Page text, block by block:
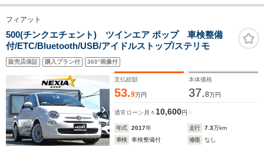
フィアット
500(チンクエチェント) ツインエア ポップ 車検整備
付/ETC/Bluetooth/USB/アイドルストップ/ステリモ
販売店保証 購入プラン付 360°画像付
支払総額
53.9万円
本体価格
37.8万円
通常ローン 月々 10,600円
年式 2017年 走行 7.3万km
車検
車検整備付 修復
なし